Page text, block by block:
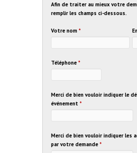
Afin de traiter au mieux votre
remplir les champs ci-dessous.
Votre nom*
Téléphone*
Merci de bien vouloir indiquer le
événement*
Merci de bien vouloir indiquer les
par votre demande*